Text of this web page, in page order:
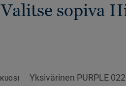
Valitse sopiva
KUOSI Yksivärinen PURPLE